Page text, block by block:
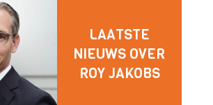
LAATSTE
NIEUWS OVER
ROY JAKOBS